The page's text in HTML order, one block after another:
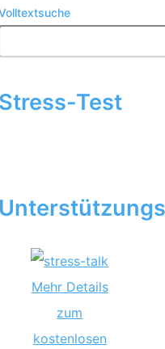
Stress-Test
Mehr Details
zum
kostenlosen